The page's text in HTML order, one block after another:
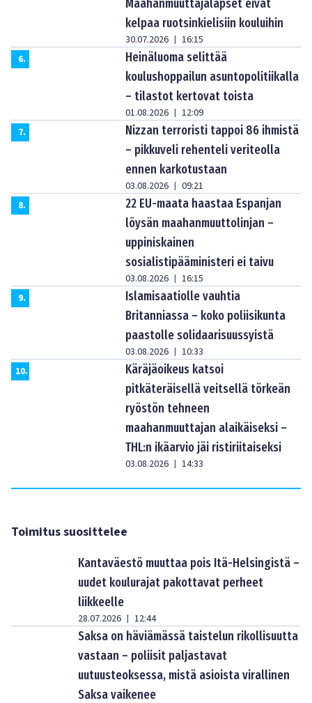
Maahanmuuttajalapset eivät
kelpaa ruotsinkielisiin kouluihin
30.07.2026 | 16:15
6.
Heinäluoma selittää
koulushoppailun asuntopolitiikalla
– tilastot kertovat toista
01.08.2026 | 12:09
7.
Nizzan terroristi tappoi 86 ihmistä
– pikkuveli rehenteli veriteolla
ennen karkotustaan
03.08.2026 | 09:21
8.
22 EU-maata haastaa Espanjan
löysän maahanmuuttolinjan –
uppiniskainen
sosialistipääministeri ei taivu
03.08.2026 | 16:15
9.
Islamisaatiolle vauhtia
Britanniassa – koko poliisikunta
paastolle solidaarisuussyistä
03.08.2026 | 10:33
10.
Käräjäoikeus katsoi
pitkäteräisellä veitsellä törkeän
ryöstön tehneen
maahanmuuttajan alaikäiseksi –
THL:n ikäarvio jäi ristiriitaiseksi
03.08.2026 | 14:33
Toimitus suosittelee
Kantaväestö muuttaa pois Itä-Helsingistä –
uudet koulurajat pakottavat perheet
liikkeelle
28.07.2026 | 12:44
Saksa on häviämässä taistelun rikollisuutta
vastaan – poliisit paljastavat
uutuusteoksessa, mistä asioista virallinen
Saksa vaikenee